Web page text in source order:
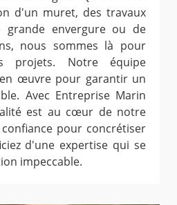
d'un muret, des travaux
grande envergure ou de
nous sommes là pour
projets. Notre équipe
œuvre pour garantir un
Avec Entreprise Marin
est au cœur de notre
pour concrétiser
d'une expertise qui se
impeccable.